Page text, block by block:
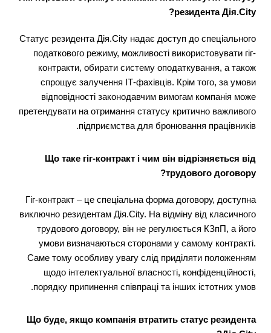
резидента Дія.City?
Статус резидента Дія.City надає доступ до спеціального
податкового режиму, можливості використовувати гіг-
контракти, обирати систему оподаткування, а також
спрощує залучення ІТ-фахівців. Крім того, за умови
відповідності законодавчим вимогам компанія може
претендувати на отримання статусу критично важливого
підприємства для бронювання працівників.
Що таке гіг-контракт і чим він відрізняється від
трудового договору?
Гіг-контракт – це спеціальна форма договору, доступна
виключно резидентам Дія.City. На відміну від класичного
трудового договору, він не регулюється КЗпП, а його
умови визначаються сторонами у самому контракті.
Саме тому особливу увагу слід приділяти положенням
щодо інтелектуальної власності, конфіденційності,
порядку припинення співпраці та інших істотних умов.
Що буде, якщо компанія втратить статус резидента